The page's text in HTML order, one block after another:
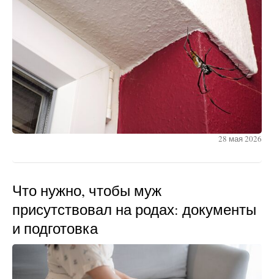
28 мая 2026
Что нужно, чтобы муж
присутствовал на родах: документы
и подготовка